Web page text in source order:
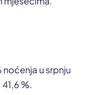
u srpnju
%.